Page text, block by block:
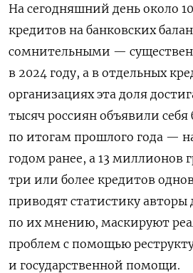
На сегодняшний день около
кредитов на банковских
сомнительными —
в 2024 году, а в отдельных
организациях эта доля
тысяч россиян объявили
по итогам прошлого года —
годом ранее, а 13 миллионов
три или более кредитов
приводят статистику авторы
по их мнению, маскируют
проблем с помощью
и государственной помощи.